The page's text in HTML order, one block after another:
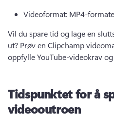
Videoformat: MP4-
Vil du spare tid og lage en
ut? Prøv en Clipchamp
oppfylle YouTube-videokrav
Tidspunktet for å
videooutroen